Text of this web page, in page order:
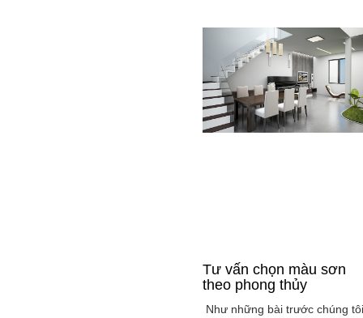
của gia đình bạn.
Tư vấn chọn màu sơn
theo phong thủy
Như những bài trước chúng tôi